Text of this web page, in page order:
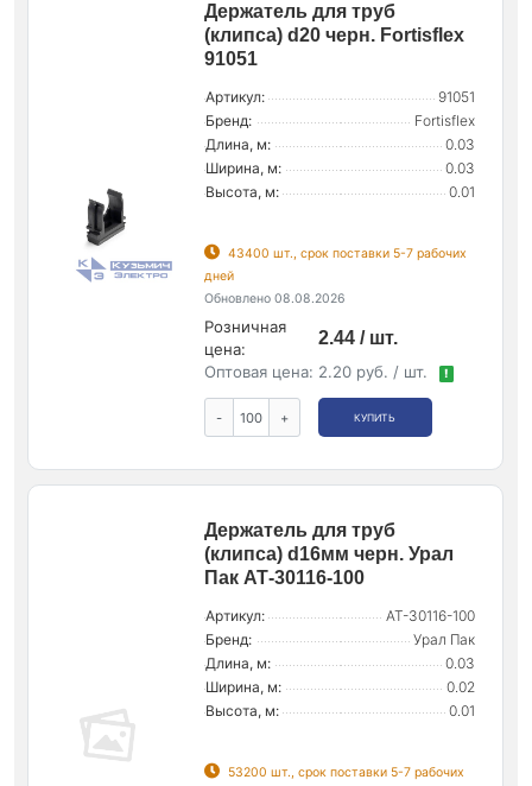
Держатель для труб
(клипса) d20 черн. Fortisflex
91051
Артикул:
91051
Бренд:
Fortisflex
Длина, м:
0.03
Ширина, м:
0.03
Высота, м:
0.01
43400 шт., срок поставки 5-7 рабочих
дней
Обновлено 08.08.2026
Розничная
цена:
2.44 / шт.
Оптовая цена: 2.20 руб. / шт. !
- + КУПИТЬ
Держатель для труб
(клипса) d16мм черн. Урал
Пак АТ-30116-100
Артикул:
АТ-30116-100
Бренд:
Урал Пак
Длина, м:
0.03
Ширина, м:
0.02
Высота, м:
0.01
53200 шт., срок поставки 5-7 рабочих